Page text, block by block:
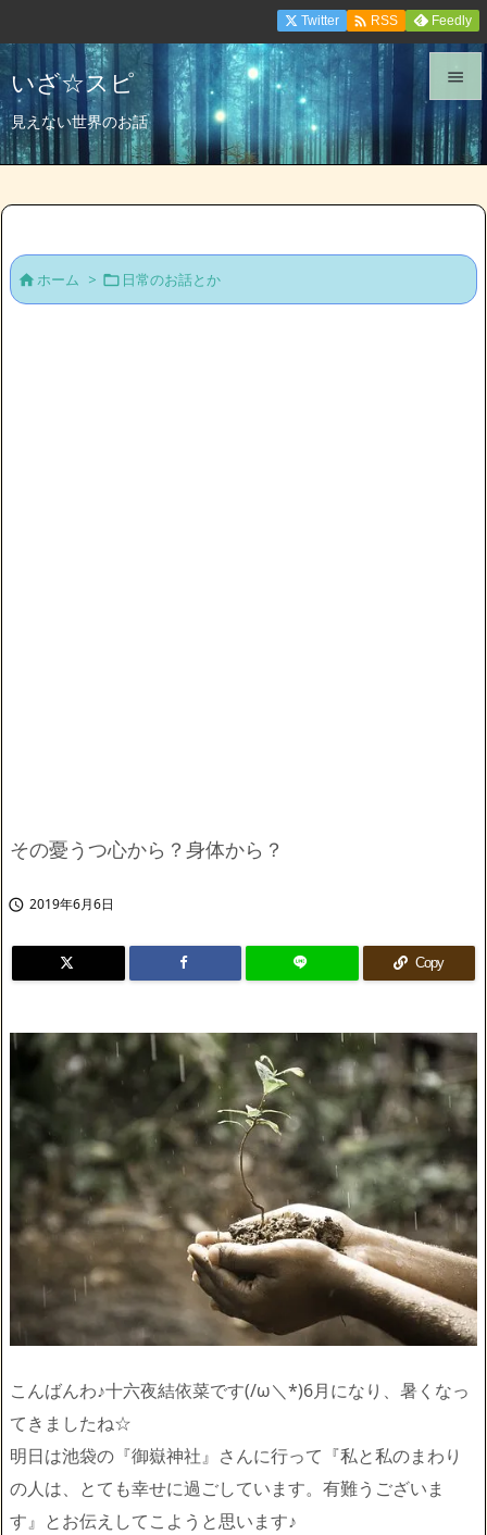
いざ☆スピ
見えない世界のお話


メニュ
サイド
前へ
Twitter  RSS Feedly
ホーム >  日常のお話とか
その憂うつ心から？身体から？
 2019年6月6日
Copy
こんばんわ♪十六夜結依菜です(/ω＼*)6月になり、暑くなっ
てきましたね☆
明日は池袋の『御嶽神社』さんに行って『私と私のまわり
の人は、とても幸せに過ごしています。有難うございま
す』とお伝えしてこようと思います♪